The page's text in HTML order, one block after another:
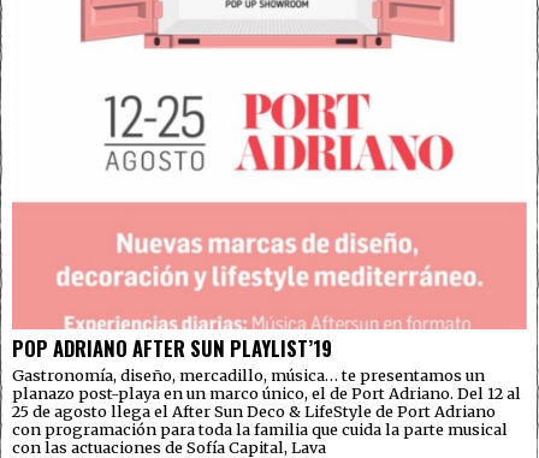
POP ADRIANO AFTER SUN PLAYLIST’19
Gastronomía, diseño, mercadillo, música… te presentamos un
planazo post-playa en un marco único, el de Port Adriano. Del 12 al
25 de agosto llega el After Sun Deco & LifeStyle de Port Adriano
con programación para toda la familia que cuida la parte musical
con las actuaciones de Sofía Capital, Lava